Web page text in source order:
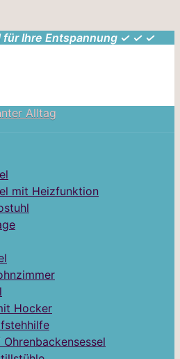
für Ihre Entspannung ✓ ✓ ✓
Alltag
mit Heizfunktion
Hocker
Ohrenbackensessel